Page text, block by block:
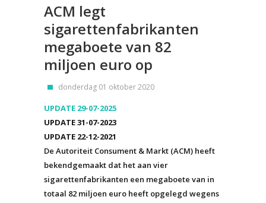
ACM legt
sigarettenfabrikanten
megaboete van 82
miljoen euro op
donderdag 01 oktober 2020
UPDATE 29-07-2025
UPDATE 31-07-2023
UPDATE 22-12-2021
De Autoriteit Consument & Markt (ACM) heeft
bekendgemaakt dat het aan vier
sigarettenfabrikanten een megaboete van in
totaal 82 miljoen euro heeft opgelegd wegens